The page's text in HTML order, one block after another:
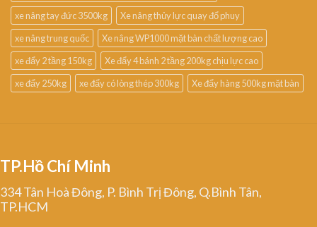
xe nâng tay đức 3500kg
Xe nâng thủy lực quay đổ phuy
xe nâng trung quốc
Xe nâng WP1000 mặt bàn chất lượng cao
xe đẩy 2 tầng 150kg
Xe đẩy 4 bánh 2 tầng 200kg chịu lực cao
xe đẩy 250kg
xe đẩy có lòng thép 300kg Xe đẩy hàng 500kg mặt bàn
TP.Hồ Chí Minh
334 Tân Hoà Đông, P. Bình Trị Đông, Q.Bình Tân,
TP.HCM